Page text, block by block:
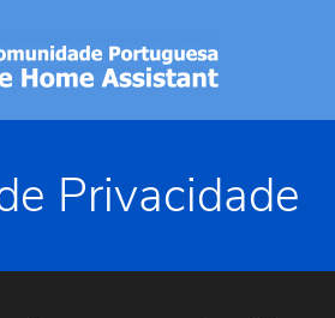
Privacidade